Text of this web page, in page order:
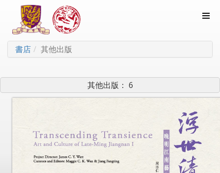
書店 其他出版
其他出版： 6